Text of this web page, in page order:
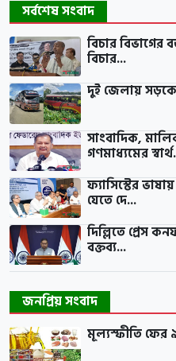
সর্বশেষ সংবাদ
বিচার
বিচার...
দুই জেলায়
সাংবাদিক,
গণমাধ্যমের
ফ্যাসিস্টের
যেতে দে...
দিল্লিতে প্রেস
বক্তব্য...
জনপ্রিয় সংবাদ
মূল্যস্ফীতি ফের